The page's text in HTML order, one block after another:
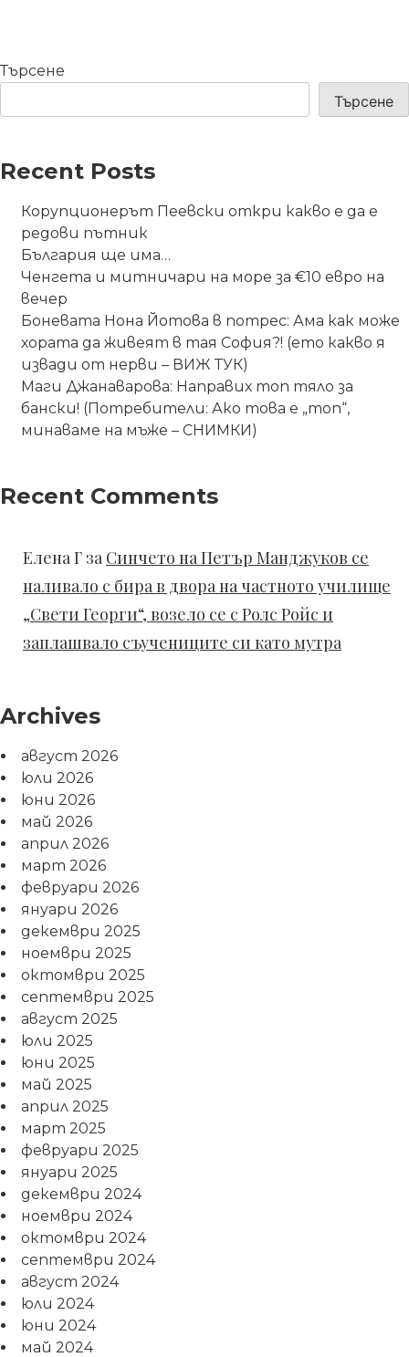
Търсене
Търсене
Recent Posts
Корупционерът Пеевски откри какво е да е
редови пътник
България ще има…
Ченгета и митничари на море за €10 евро на
вечер
Боневата Нона Йотова в потрес: Ама как може
хората да живеят в тая София?! (ето какво я
извади от нерви – ВИЖ ТУК)
Маги Джанаварова: Направих топ тяло за
бански! (Потребители: Ако това е „топ“,
минаваме на мъже – СНИМКИ)
Recent Comments
Елена Г за Синчето на Петър Манджуков се
наливало с бира в двора на частното училище
„Свети Георги“, возело се с Ролс Ройс и
заплашвало съучениците си като мутра
Archives
август 2026
юли 2026
юни 2026
май 2026
април 2026
март 2026
февруари 2026
януари 2026
декември 2025
ноември 2025
октомври 2025
септември 2025
август 2025
юли 2025
юни 2025
май 2025
април 2025
март 2025
февруари 2025
януари 2025
декември 2024
ноември 2024
октомври 2024
септември 2024
август 2024
юли 2024
юни 2024
май 2024